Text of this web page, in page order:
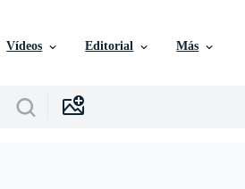
Vídeos Editorial Más